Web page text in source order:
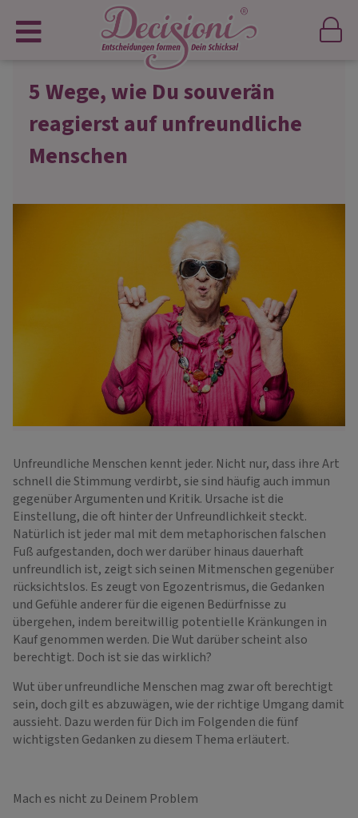
5 Wege, wie Du souverän
reagierst auf unfreundliche
Menschen
Unfreundliche Menschen kennt jeder. Nicht nur, dass ihre Art
schnell die Stimmung verdirbt, sie sind häufig auch immun
gegenüber Argumenten und Kritik. Ursache ist die
Einstellung, die oft hinter der Unfreundlichkeit steckt.
Natürlich ist jeder mal mit dem metaphorischen falschen
Fuß aufgestanden, doch wer darüber hinaus dauerhaft
unfreundlich ist, zeigt sich seinen Mitmenschen gegenüber
rücksichtslos. Es zeugt von Egozentrismus, die Gedanken
und Gefühle anderer für die eigenen Bedürfnisse zu
übergehen, indem bereitwillig potentielle Kränkungen in
Kauf genommen werden. Die Wut darüber scheint also
berechtigt. Doch ist sie das wirklich?
Wut über unfreundliche Menschen mag zwar oft berechtigt
sein, doch gilt es abzuwägen, wie der richtige Umgang damit
aussieht. Dazu werden für Dich im Folgenden die fünf
wichtigsten Gedanken zu diesem Thema erläutert.
Mach es nicht zu Deinem Problem